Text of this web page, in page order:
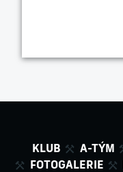
KLUB A-TÝM
FOTOGALERIE